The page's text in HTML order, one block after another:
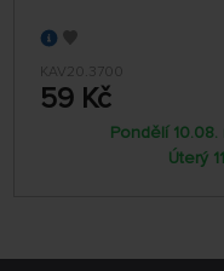
KAV20.3700
59 Kč
Pondělí
Úterý